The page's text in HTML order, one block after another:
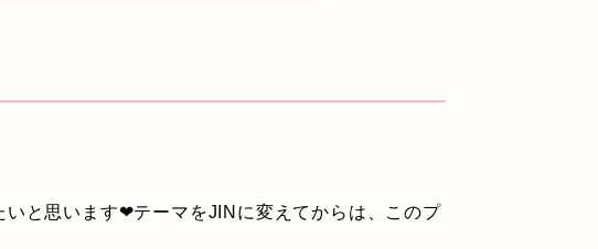
と思います❤テーマをJINに変えてからは、このプ